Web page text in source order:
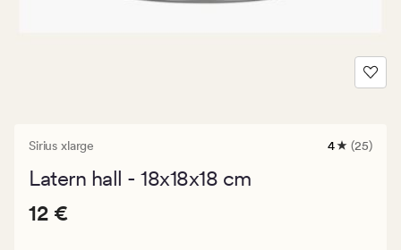
Sirius xlarge
25
4 (25)
Latern hall - 18x18x18 cm
Pris_ee
Pris_ee
12 €